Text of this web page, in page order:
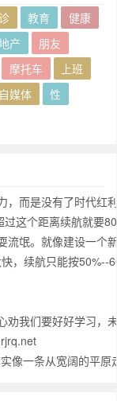
教育
健康
产
朋友
摩托车
上班
自媒体
性
而是没有了时代
这个距离续航就要
氓。就像建设一
，续航只能按
劝我们要好好学习
像一条从宽阔的平